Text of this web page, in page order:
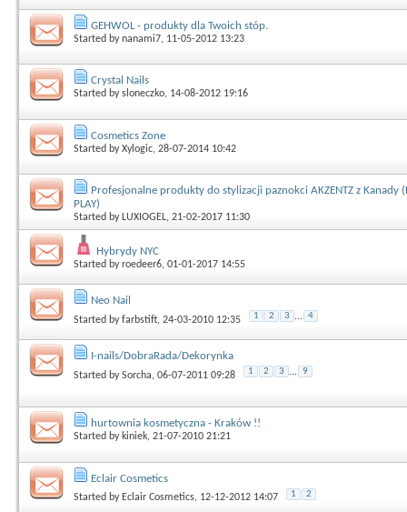
GEHWOL - produkty dla Twoich stóp.
Started bynanami7, 11-05-2012 13:23
Crystal Nails
Started bysloneczko, 14-08-2012 19:16
Cosmetics Zone
Started byXylogic, 28-07-2014 10:42
Profesjonalne produkty do stylizacji paznokci AKZENTZ z Kanady
PLAY)
Started by LUXIOGEL, 21-02-2017 11:30
Hybrydy NYC
Started byroedeer6, 01-01-2017 14:55
Neo Nail
Started byfarbstift, 24-03-2010 12:35 1 2 3 ... 4
I-nails/DobraRada/Dekorynka
Started bySorcha, 06-07-2011 09:28 1 2 3 ... 9
hurtownia kosmetyczna - Kraków !!
Started by kiniek, 21-07-2010 21:21
Eclair Cosmetics
Started by Eclair Cosmetics, 12-12-2012 14:07 1 2